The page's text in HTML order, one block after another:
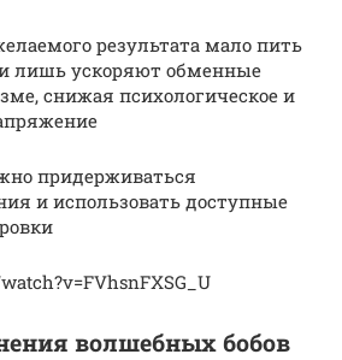
результата мало пить
лишь ускоряют обменные
снижая психологическое и
придерживаться
и использовать доступные
волшебных бобов